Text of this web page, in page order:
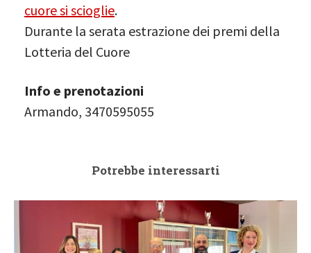
cuore si scioglie.
Durante la serata estrazione dei premi della
Lotteria del Cuore
Info e prenotazioni
Armando, 3470595055
Potrebbe interessarti